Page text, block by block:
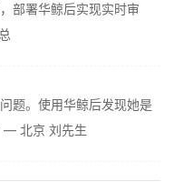
部署华鲸后实现实时审
题。使用华鲸后发现她是
— 北京 刘先生